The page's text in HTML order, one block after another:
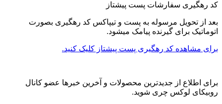
کد رهگیری سفارشات پست پیشتاز
بعد از تحویل مرسوله به پست و تیپاکس کد رهگیری بصورت
اتوماتیک برای گیرنده پیامک میشود.
برای مشاهده کد رهگیری پست پیشتاز کلیک کنید.
برای اطلاع از جدیدترین محصولات و آخرین خبرها عضو کانال
روبیکای لوکس چری شوید.